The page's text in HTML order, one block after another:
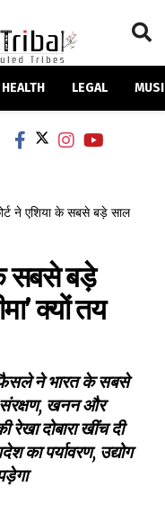
HEALTH LEGAL
ने एशिया के सबसे बड़े साल
सबसे बड़े
क्यों तय
फैसले ने भारत के सबसे
संरक्षण, खनन और
दोबारा खींच दी
का पर्यावरण, उद्योग